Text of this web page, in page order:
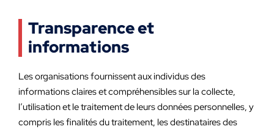
Transparence et
informations
Les organisations fournissent aux individus des
informations claires et compréhensibles sur la collecte,
l’utilisation et le traitement de leurs données personnelles, y
compris les finalités du traitement, les destinataires des